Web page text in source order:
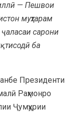
— Пешвои
муҳтарам
сарони
ба
Президенти
Раҳмонро
Ҷумҳурии